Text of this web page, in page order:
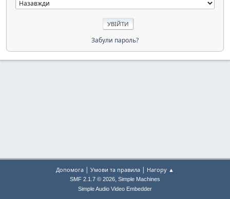
Забули пароль?
Допомога | Умови та правила | Нагору ▲
SMF 2.1.7 © 2026, Simple Machines
Simple Audio Video Embedder